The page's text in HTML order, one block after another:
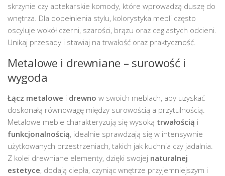
skrzynie czy aptekarskie komody, które wprowadzą duszę do
wnętrza. Dla dopełnienia stylu, kolorystyka mebli często
oscyluje wokół czerni, szarości, brązu oraz ceglastych odcieni.
Unikaj przesady i stawiaj na trwałość oraz praktyczność.
Metalowe i drewniane – surowość i
wygoda
Łącz metalowe i drewno w swoich meblach, aby uzyskać
doskonałą równowagę między surowością a przytulnością.
Metalowe meble charakteryzują się wysoką trwałością i
funkcjonalnością, idealnie sprawdzają się w intensywnie
użytkowanych przestrzeniach, takich jak kuchnia czy jadalnia.
Z kolei drewniane elementy, dzięki swojej naturalnej
estetyce, dodają ciepła, czyniąc wnętrze przyjemniejszym i